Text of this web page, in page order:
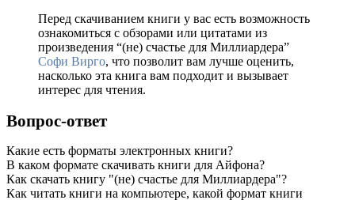
Перед скачиванием книги у вас есть возможность
ознакомиться с обзорами или цитатами из
произведения “(не) счастье для Миллиардера”
Софи Вирго, что позволит вам лучше оценить,
насколько эта книга вам подходит и вызывает
интерес для чтения.
Вопрос-ответ
Какие есть форматы электронных книги?
В каком формате скачивать книги для Айфона?
Как скачать книгу "(не) счастье для Миллиардера"?
Как читать книги на компьютере, какой формат книги